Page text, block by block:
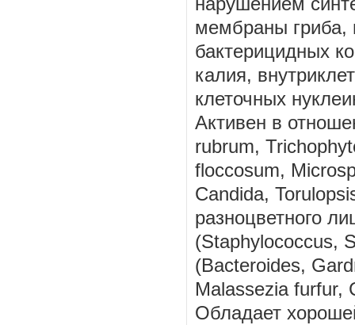
мембраны гриба,
бактерицидных
калия,
клеточных
Активен в
rubrum,
floccosum,
Candida,
разноцветного
(Staphylococcus,
(Bacteroides,
Malassezia furfur,
Обладает